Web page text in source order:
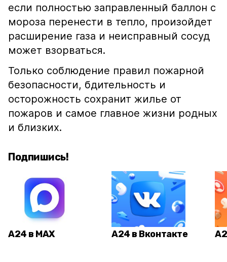
если полностью заправленный баллон с
мороза перенести в тепло, произойдет
расширение газа и неисправный сосуд
может взорваться.
Только соблюдение правил пожарной
безопасности, бдительность и
осторожность сохранит жилье от
пожаров и самое главное жизни родных
и близких.
Подпишись!
А24 в MAX А24 в Вконтакте